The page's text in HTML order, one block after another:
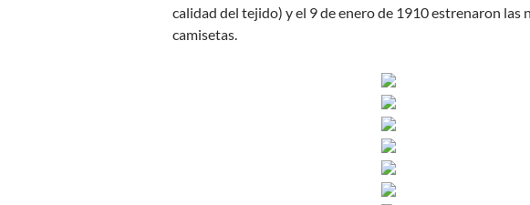
calidad del tejido) y el 9 de enero de 1910 estrenaron las
camisetas.